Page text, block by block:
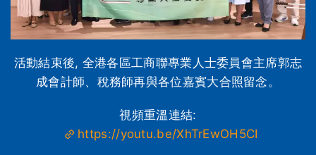
活動結束後, 全港各區工商聯專業人士委員會主席郭志
成會計師、稅務師再與各位嘉賓大合照留念。
視頻重溫連結:
https://youtu.be/XhTrEwOH5CI